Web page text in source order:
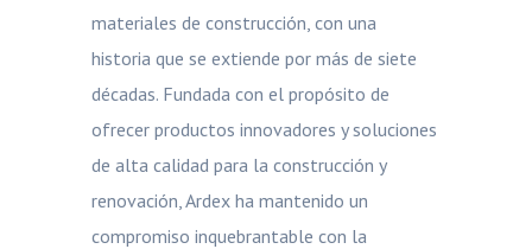
materiales de construcción, con una
historia que se extiende por más de siete
décadas. Fundada con el propósito de
ofrecer productos innovadores y soluciones
de alta calidad para la construcción y
renovación, Ardex ha mantenido un
compromiso inquebrantable con la